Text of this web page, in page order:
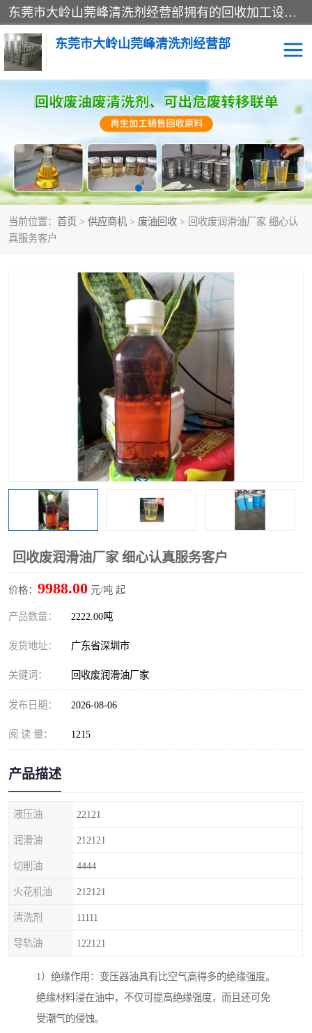
东莞市大岭山莞峰清洗剂经营部拥有的回收加工设备，大量废油回收、废清洗剂回收、废溶剂油回收、机械废油废清洗剂回收、废碳氢回收、碳氢液压油回收、碳氢二氯回收等废清洗剂处理；我们只是提供废旧化工原料的循环使用存放点，执行正规的存放，有正规的回收资质处理。同时我们公司批发零售回收级清洗剂，脱模油再生基础油，质量保证。
东莞市大岭山莞峰清洗剂经营部
当前位置： 首页 > 供应商机 > 废油回收 > 回收废润滑油厂家 细心认
真服务客户
回收废润滑油厂家 细心认真服务客户
价格： 9988.00 元/吨 起
产品数量： 2222.00吨
发货地址： 广东省深圳市
关键词： 回收废润滑油厂家
发布日期： 2026-08-06
阅 读 量： 1215
产品描述
液压油 22121
润滑油 212121
切削油 4444
火花机油 212121
清洗剂 11111
导轨油 122121
1）绝缘作用：变压器油具有比空气高得多的绝缘强度。
绝缘材料浸在油中，不仅可提高绝缘强度，而且还可免
受潮气的侵蚀。
废清洗剂回收
废溶剂油回收 机械废油废清洗剂回收
废碳氢回收 碳氢液压油回收
碳氢二氯回收 回收废三四氯乙烯
回收废白电油 回收废四氯乙烯
上门回收废清洗剂